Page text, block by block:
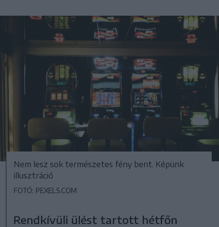
Nem lesz sok természetes fény bent. Képünk
illusztráció
FOTÓ: PEXELS.COM
Rendkívüli ülést tartott hétfőn